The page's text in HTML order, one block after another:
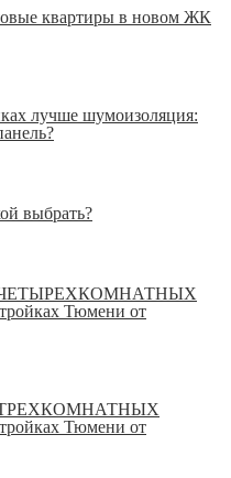
квартиры в новом ЖК
лучше шумоизоляция:
выбрать?
ЧЕТЫРЕХКОМНАТНЫХ
Тюмени от
ТРЕХКОМНАТНЫХ
Тюмени от